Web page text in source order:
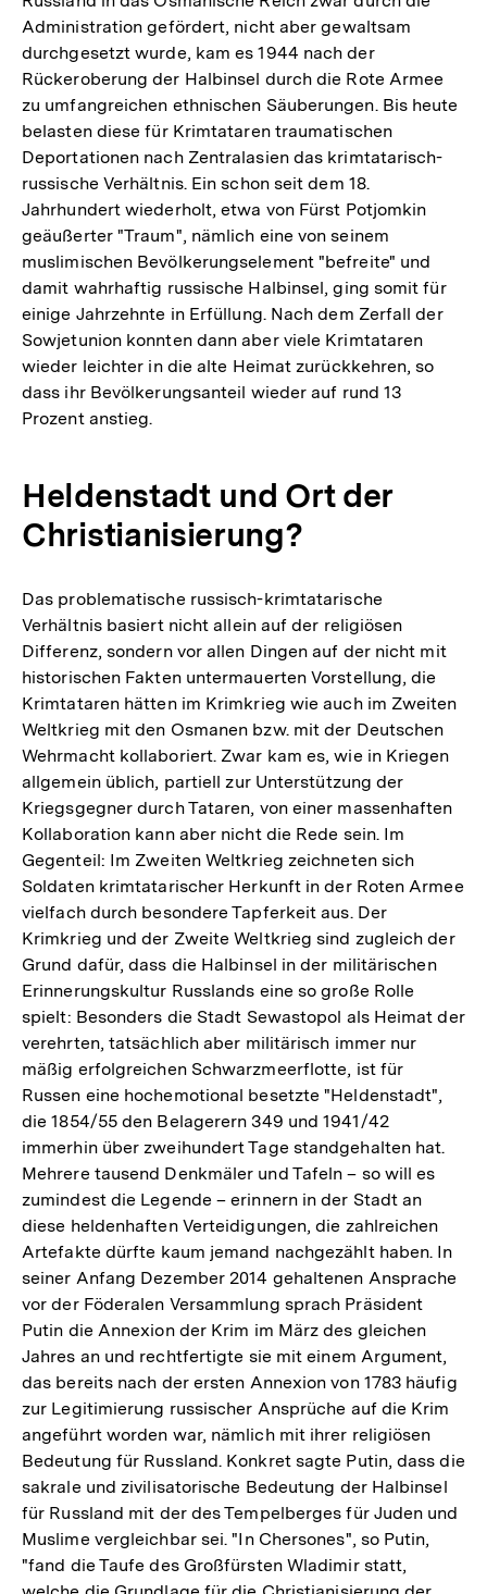
Administration gefördert, nicht aber gewaltsam
durchgesetzt wurde, kam es 1944 nach der
Rückeroberung der Halbinsel durch die Rote Armee
zu umfangreichen ethnischen Säuberungen. Bis heute
belasten diese für Krimtataren traumatischen
Deportationen nach Zentralasien das krimtatarisch-
russische Verhältnis. Ein schon seit dem 18.
Jahrhundert wiederholt, etwa von Fürst Potjomkin
geäußerter "Traum", nämlich eine von seinem
muslimischen Bevölkerungselement "befreite" und
damit wahrhaftig russische Halbinsel, ging somit für
einige Jahrzehnte in Erfüllung. Nach dem Zerfall der
Sowjetunion konnten dann aber viele Krimtataren
wieder leichter in die alte Heimat zurückkehren, so
dass ihr Bevölkerungsanteil wieder auf rund 13
Prozent anstieg.
Heldenstadt und Ort der
Christianisierung?
Das problematische russisch-krimtatarische
Verhältnis basiert nicht allein auf der religiösen
Differenz, sondern vor allen Dingen auf der nicht mit
historischen Fakten untermauerten Vorstellung, die
Krimtataren hätten im Krimkrieg wie auch im Zweiten
Weltkrieg mit den Osmanen bzw. mit der Deutschen
Wehrmacht kollaboriert. Zwar kam es, wie in Kriegen
allgemein üblich, partiell zur Unterstützung der
Kriegsgegner durch Tataren, von einer massenhaften
Kollaboration kann aber nicht die Rede sein. Im
Gegenteil: Im Zweiten Weltkrieg zeichneten sich
Soldaten krimtatarischer Herkunft in der Roten Armee
vielfach durch besondere Tapferkeit aus. Der
Krimkrieg und der Zweite Weltkrieg sind zugleich der
Grund dafür, dass die Halbinsel in der militärischen
Erinnerungskultur Russlands eine so große Rolle
spielt: Besonders die Stadt Sewastopol als Heimat der
verehrten, tatsächlich aber militärisch immer nur
mäßig erfolgreichen Schwarzmeerflotte, ist für
Russen eine hochemotional besetzte "Heldenstadt",
die 1854/55 den Belagerern 349 und 1941/42
immerhin über zweihundert Tage standgehalten hat.
Mehrere tausend Denkmäler und Tafeln – so will es
zumindest die Legende – erinnern in der Stadt an
diese heldenhaften Verteidigungen, die zahlreichen
Artefakte dürfte kaum jemand nachgezählt haben. In
seiner Anfang Dezember 2014 gehaltenen Ansprache
vor der Föderalen Versammlung sprach Präsident
Putin die Annexion der Krim im März des gleichen
Jahres an und rechtfertigte sie mit einem Argument,
das bereits nach der ersten Annexion von 1783 häufig
zur Legitimierung russischer Ansprüche auf die Krim
angeführt worden war, nämlich mit ihrer religiösen
Bedeutung für Russland. Konkret sagte Putin, dass die
sakrale und zivilisatorische Bedeutung der Halbinsel
für Russland mit der des Tempelberges für Juden und
Muslime vergleichbar sei. "In Chersones", so Putin,
"fand die Taufe des Großfürsten Wladimir statt,